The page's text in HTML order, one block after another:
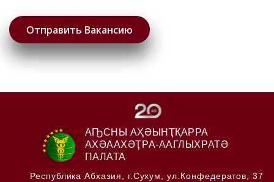
АҦСНЫ АҲӘЫНҬҚАРРА
АХӘААХӘҬРА-ААГЛЫХРАТӘ
ПАЛАТА
Республика Абхазия, г.Сухум, ул.Конфедератов, 37